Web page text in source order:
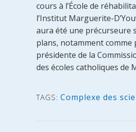
cours à l’École de
l’Institut Marguerite-
aura été une précurseure
plans, notamment comme
présidente de la
des écoles catholiques de
TAGS: Complexe des